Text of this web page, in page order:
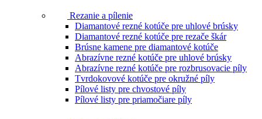
Rezanie a pílenie
Diamantové rezné kotúče pre uhlové brúsky
Diamantové rezné kotúče pre rezače škár
Brúsne kamene pre diamantové kotúče
Abrazívne rezné kotúče pre uhlové brúsky
Abrazívne rezné kotúče pre rozbrusovacie píly
Tvrdokovové kotúče pre okružné píly
Pílové listy pre chvostové píly
Pílové listy pre priamočiare píly